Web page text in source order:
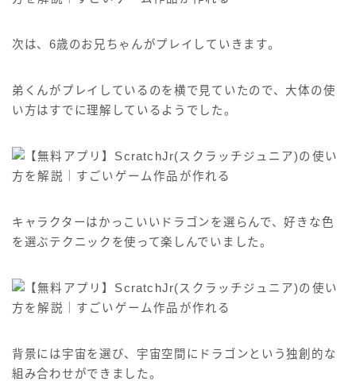
次は、6歳のお兄ちゃんがプレイしていきます。
弟くんがプレイしているのを横で見ていたので、大体の使
い方はすでに理解しているようでした。
キャラクターはかっこいいドラゴンを選らんで、好きな色
を選ぶテクニックを使って楽しんでいました。
背景には宇宙を選び、宇宙空間にドラゴンという独創的な
組み合わせができました。